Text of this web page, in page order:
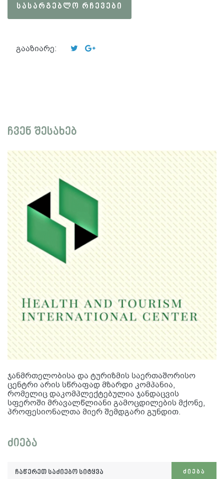
ᲡᲐᲡᲐᲠᲒᲔᲑᲚᲝ ᲠᲩᲔᲕᲔᲑᲘ
გააზიარე:
ჩვენ შესახებ
ჯანმრთელობისა და ტურიზმის საერთაშორისო
ცენტრი არის სწრაფად მზარდი კომპანია,
რომელიც დაკომპლექტებულია ჯანდაცვის
სფეროში მრავალწლიანი გამოცდილების მქონე,
პროფესიონალთა მიერ შემდგარი გუნდით.
ძიება
ჩაწერეთ
ᲫᲘᲔᲑᲐ